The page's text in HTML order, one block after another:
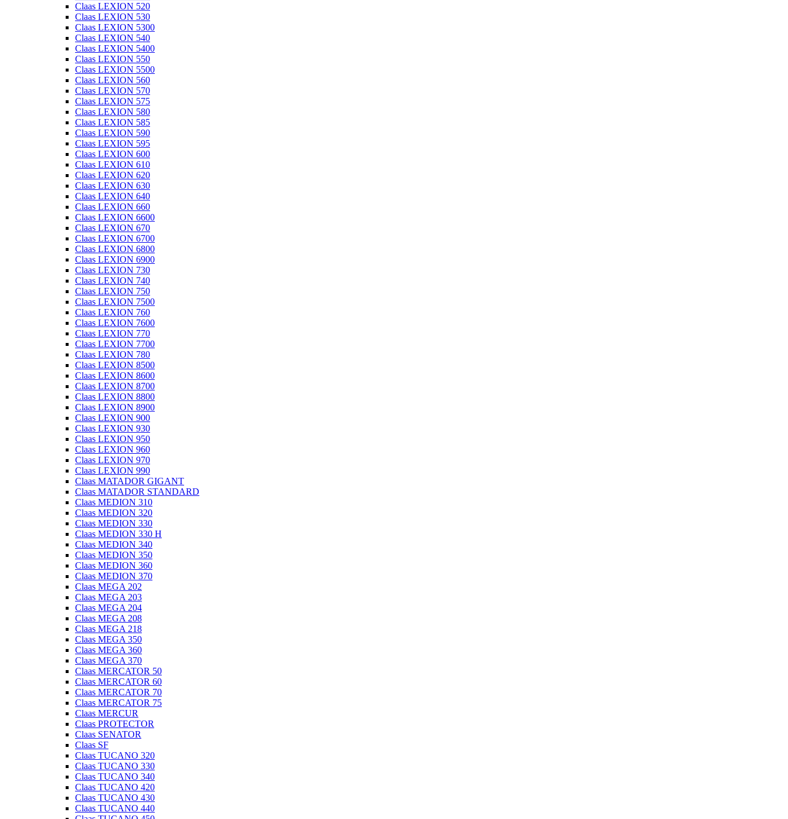
Claas LEXION 520
Claas LEXION 530
Claas LEXION 5300
Claas LEXION 540
Claas LEXION 5400
Claas LEXION 550
Claas LEXION 5500
Claas LEXION 560
Claas LEXION 570
Claas LEXION 575
Claas LEXION 580
Claas LEXION 585
Claas LEXION 590
Claas LEXION 595
Claas LEXION 600
Claas LEXION 610
Claas LEXION 620
Claas LEXION 630
Claas LEXION 640
Claas LEXION 660
Claas LEXION 6600
Claas LEXION 670
Claas LEXION 6700
Claas LEXION 6800
Claas LEXION 6900
Claas LEXION 730
Claas LEXION 740
Claas LEXION 750
Claas LEXION 7500
Claas LEXION 760
Claas LEXION 7600
Claas LEXION 770
Claas LEXION 7700
Claas LEXION 780
Claas LEXION 8500
Claas LEXION 8600
Claas LEXION 8700
Claas LEXION 8800
Claas LEXION 8900
Claas LEXION 900
Claas LEXION 930
Claas LEXION 950
Claas LEXION 960
Claas LEXION 970
Claas LEXION 990
Claas MATADOR GIGANT
Claas MATADOR STANDARD
Claas MEDION 310
Claas MEDION 320
Claas MEDION 330
Claas MEDION 330 H
Claas MEDION 340
Claas MEDION 350
Claas MEDION 360
Claas MEDION 370
Claas MEGA 202
Claas MEGA 203
Claas MEGA 204
Claas MEGA 208
Claas MEGA 218
Claas MEGA 350
Claas MEGA 360
Claas MEGA 370
Claas MERCATOR 50
Claas MERCATOR 60
Claas MERCATOR 70
Claas MERCATOR 75
Claas MERCUR
Claas PROTECTOR
Claas SENATOR
Claas SF
Claas TUCANO 320
Claas TUCANO 330
Claas TUCANO 340
Claas TUCANO 420
Claas TUCANO 430
Claas TUCANO 440